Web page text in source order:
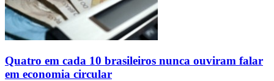
Quatro em cada 10 brasileiros nunca ouviram falar
em economia circular